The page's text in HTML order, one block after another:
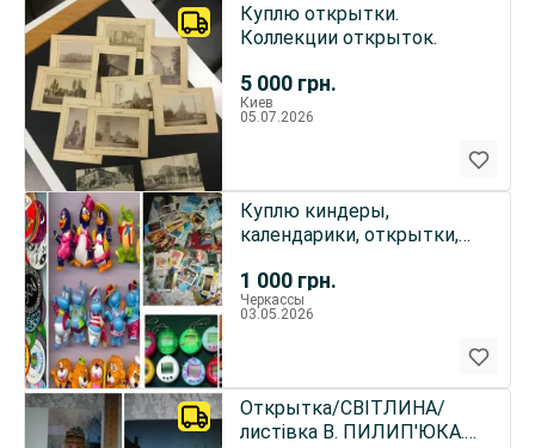
5 000 грн.
Куплю открытки.
Коллекции открыток.
Киев
05.07.2026
1 000 грн.
Куплю киндеры,
календарики, открытки,
игры
Черкассы
03.05.2026
Открытка/СВІТЛИНА/
листівка В. ПИЛИП'ЮКА.